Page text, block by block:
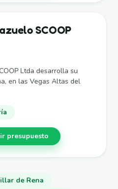
SCOOP
Ltda desarrolla su
en las Vegas Altas del
presupuesto
de Rena